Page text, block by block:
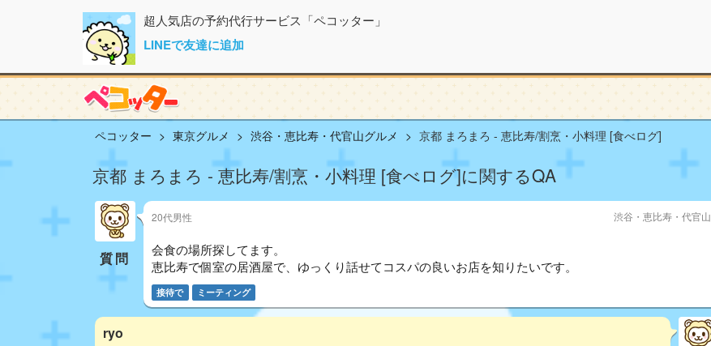
超人気店の予約代行サービス「ペコッター」
LINEで友達に追加
ペコッター 東京グルメ 渋谷・恵比寿・代官山グルメ 京都 まろまろ - 恵比寿/割烹・小料理 [食べログ]
京都 まろまろ - 恵比寿/割烹・小料理 [食べログ]に関するQA
質問
20代男性 渋谷・恵比寿・代官山
会食の場所探してます。
恵比寿で個室の居酒屋で、ゆっくり話せてコスパの良いお店を知りたいです。
接待で ミーティング
ryo